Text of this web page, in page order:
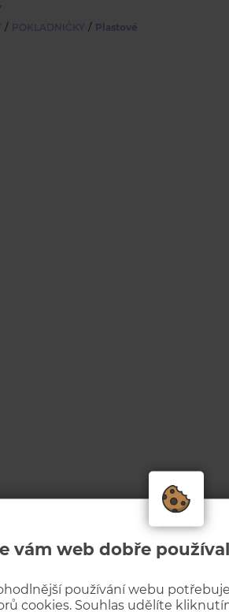
vám web dobře
používání webu
cookies. Souhlas udělíte
/ POKLADNIČKY / Plastové